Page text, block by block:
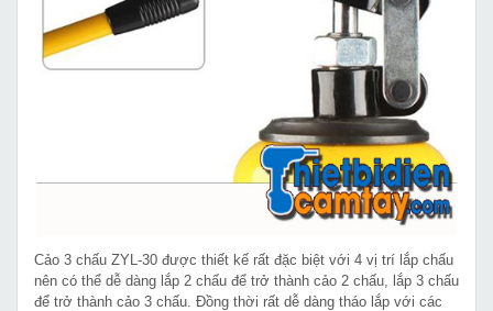
Cảo 3 chấu ZYL-30 được thiết kế rất đặc biệt với 4 vị trí lắp chấu
nên có thể dễ dàng lắp 2 chấu để trở thành cảo 2 chấu, lắp 3 chấu
để trở thành cảo 3 chấu. Đồng thời rất dễ dàng tháo lắp với các